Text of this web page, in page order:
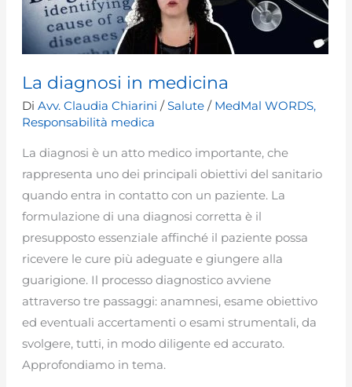
La diagnosi in medicina
DiAvv. Claudia Chiarini/Salute / MedMal WORDS,
Responsabilità medica
La diagnosi è un atto medico importante, che
rappresenta uno dei principali obiettivi del sanitario
quando entra in contatto con un paziente. La
formulazione di una diagnosi corretta è il
presupposto essenziale affinché il paziente possa
ricevere le cure più adeguate e giungere alla
guarigione. Il processo diagnostico avviene
attraverso tre passaggi: anamnesi, esame obiettivo
ed eventuali accertamenti o esami strumentali, da
svolgere, tutti, in modo diligente ed accurato.
Approfondiamo in tema.